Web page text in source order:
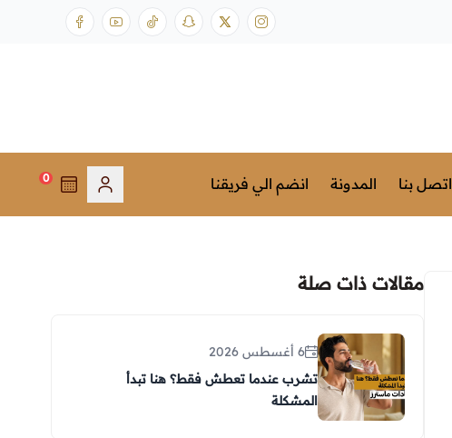
اتصل بنا المدونة انضم الي فريقنا 0
مقالات ذات صلة
6 أغسطس 2026
تشرب عندما تعطش فقط؟ هنا تبدأ
المشكلة